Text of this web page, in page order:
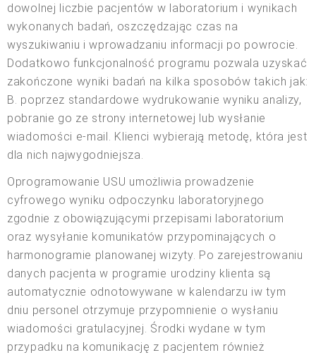
dowolnej liczbie pacjentów w laboratorium i wynikach
wykonanych badań, oszczędzając czas na
wyszukiwaniu i wprowadzaniu informacji po powrocie.
Dodatkowo funkcjonalność programu pozwala uzyskać
zakończone wyniki badań na kilka sposobów takich jak:
B. poprzez standardowe wydrukowanie wyniku analizy,
pobranie go ze strony internetowej lub wysłanie
wiadomości e-mail. Klienci wybierają metodę, która jest
dla nich najwygodniejsza.
Oprogramowanie USU umożliwia prowadzenie
cyfrowego wyniku odpoczynku laboratoryjnego
zgodnie z obowiązującymi przepisami laboratorium
oraz wysyłanie komunikatów przypominających o
harmonogramie planowanej wizyty. Po zarejestrowaniu
danych pacjenta w programie urodziny klienta są
automatycznie odnotowywane w kalendarzu iw tym
dniu personel otrzymuje przypomnienie o wysłaniu
wiadomości gratulacyjnej. Środki wydane w tym
przypadku na komunikację z pacjentem również